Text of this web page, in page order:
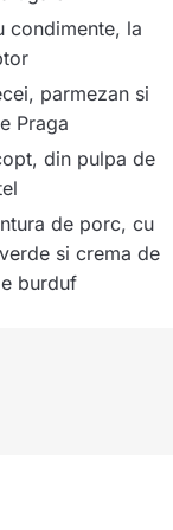
condimente, la
parmezan si
Praga
din pulpa de
de porc, cu
si crema de
burduf